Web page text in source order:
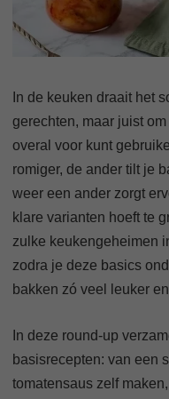
In de keuken draait het
gerechten, maar juist
overal voor kunt
romiger, de ander tilt je
weer een ander zorgt
klare varianten hoeft te
zulke keukengeheimen
zodra je deze basics
bakken zó veel leuker
In deze round-up
basisrecepten: van een
tomatensaus zelf